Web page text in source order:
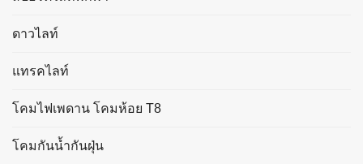
ดาวไลท์
แทรคไลท์
โคมไฟเพดาน โคมห้อย T8
โคมกันน้ำกันฝุ่น